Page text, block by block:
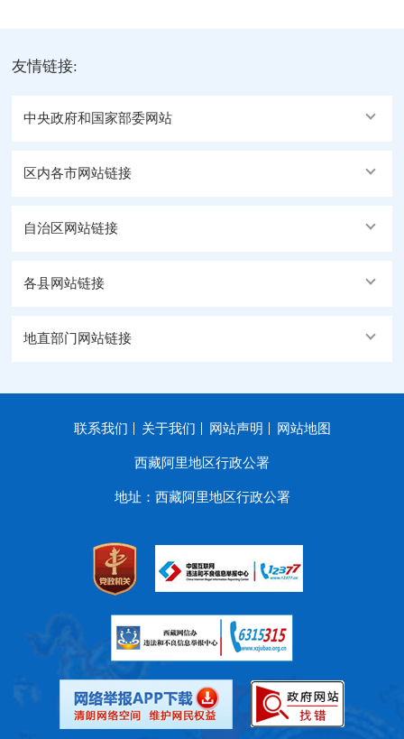
友情链接:
中央政府和国家部委网站
区内各市网站链接
自治区网站链接
各县网站链接
地直部门网站链接
联系我们 关于我们 网站声明 网站地图
西藏阿里地区行政公署
地址：西藏阿里地区行政公署